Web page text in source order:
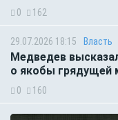
0 162
29.07.2026 18:15 Власть
Медведев
о якобы грядущей
0 160